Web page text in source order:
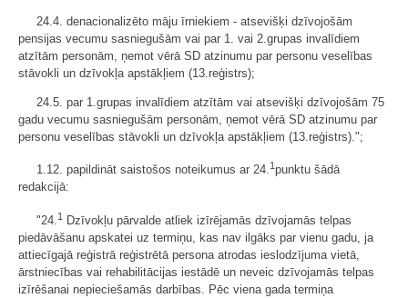
24.4. denacionalizēto māju īrniekiem - atsevišķi dzīvojošām
pensijas vecumu sasniegušām vai par 1. vai 2.grupas invalīdiem
atzītām personām, ņemot vērā SD atzinumu par personu veselības
stāvokli un dzīvokļa apstākļiem (13.reģistrs);
24.5. par 1.grupas invalīdiem atzītām vai atsevišķi dzīvojošām 75
gadu vecumu sasniegušām personām, ņemot vērā SD atzinumu par
personu veselības stāvokli un dzīvokļa apstākļiem (13.reģistrs).";
1.12. papildināt saistošos noteikumus ar 24.1punktu šādā
redakcijā:
"24. 1 Dzīvokļu pārvalde atliek izīrējamās dzīvojamās telpas
piedāvāšanu apskatei uz termiņu, kas nav ilgāks par vienu gadu, ja
attiecīgajā reģistrā reģistrētā persona atrodas ieslodzījuma vietā,
ārstniecības vai rehabilitācijas iestādē un neveic dzīvojamās telpas
izīrēšanai nepieciešamās darbības. Pēc viena gada termiņa